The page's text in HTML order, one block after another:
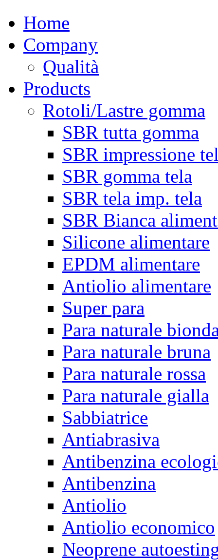
Home
Company
Qualità
Products
Rotoli/Lastre gomma
SBR tutta gomma
SBR impressione
SBR gomma tela
SBR tela imp. tela
SBR Bianca
Silicone alimentare
EPDM alimentare
Antiolio alimentare
Super para
Para naturale
Para naturale bruna
Para naturale rossa
Para naturale gialla
Sabbiatrice
Antiabrasiva
Antibenzina
Antibenzina
Antiolio
Antiolio economico
Neoprene